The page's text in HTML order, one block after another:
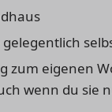
zum eigenen
wenn du sie